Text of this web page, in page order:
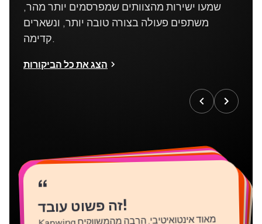
שמעו ישירות מהצוותים שמפרסמים יותר מהר,
משתפים פעולה בצורה טובה יותר, ונשארים
קדימה.
הצג את כל הביקורות
“
זה פשוט עובד!
“
“
“
“
“
“